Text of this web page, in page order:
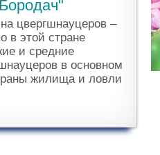
цвергшнауцеров –
в этой стране
и средние
в основном
жилища и ловли